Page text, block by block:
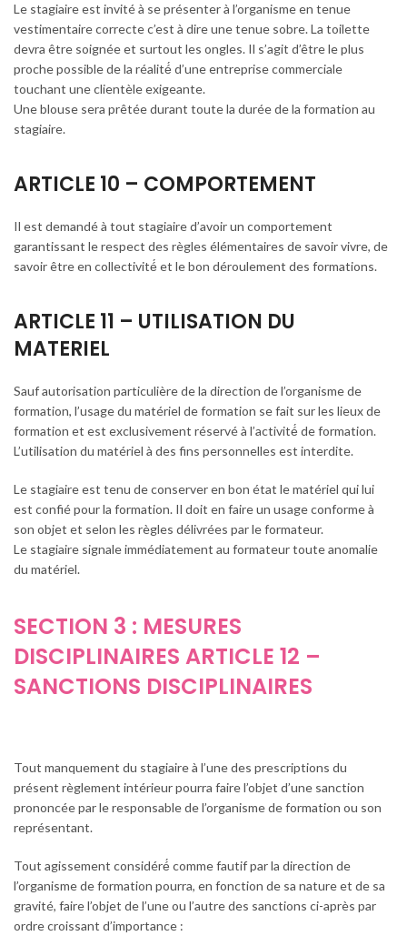
Le stagiaire est invité à se présenter à l’organisme en tenue
vestimentaire correcte c’est à dire une tenue sobre. La toilette
devra être soignée et surtout les ongles. Il s’agit d’être le plus
proche possible de la réalité́ d’une entreprise commerciale
touchant une clientèle exigeante.
Une blouse sera prêtée durant toute la durée de la formation au
stagiaire.
ARTICLE 10 – COMPORTEMENT
Il est demandé à tout stagiaire d’avoir un comportement
garantissant le respect des règles élémentaires de savoir vivre, de
savoir être en collectivité́ et le bon déroulement des formations.
ARTICLE 11 – UTILISATION DU
MATERIEL
Sauf autorisation particulière de la direction de l’organisme de
formation, l’usage du matériel de formation se fait sur les lieux de
formation et est exclusivement réservé à l’activité́ de formation.
L’utilisation du matériel à des fins personnelles est interdite.
Le stagiaire est tenu de conserver en bon état le matériel qui lui
est confié pour la formation. Il doit en faire un usage conforme à
son objet et selon les règles délivrées par le formateur.
Le stagiaire signale immédiatement au formateur toute anomalie
du matériel.
SECTION 3 : MESURES
DISCIPLINAIRES ARTICLE 12 –
SANCTIONS DISCIPLINAIRES
Tout manquement du stagiaire à l’une des prescriptions du
présent règlement intérieur pourra faire l’objet d’une sanction
prononcée par le responsable de l’organisme de formation ou son
représentant.
Tout agissement considéré́ comme fautif par la direction de
l’organisme de formation pourra, en fonction de sa nature et de sa
gravité, faire l’objet de l’une ou l’autre des sanctions ci-après par
ordre croissant d’importance :